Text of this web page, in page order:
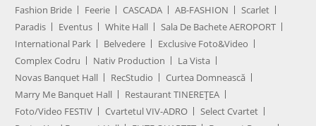
Fashion Bride
Feerie CASCADA AB-FASHION
Scarlet
Paradis
Eventus White Hall
Sala De Bachete AEROPORT
International Park
Belvedere
Exclusive Foto&Video
Complex Codru
Nativ Production
La Vista
Novas Banquet Hall
RecStudio
Curtea Domnească
Marry Me Banquet Hall
Restaurant TINEREȚEA
Foto/Video FESTIV
Cvartetul VIV-ADRO
Select Cvartet